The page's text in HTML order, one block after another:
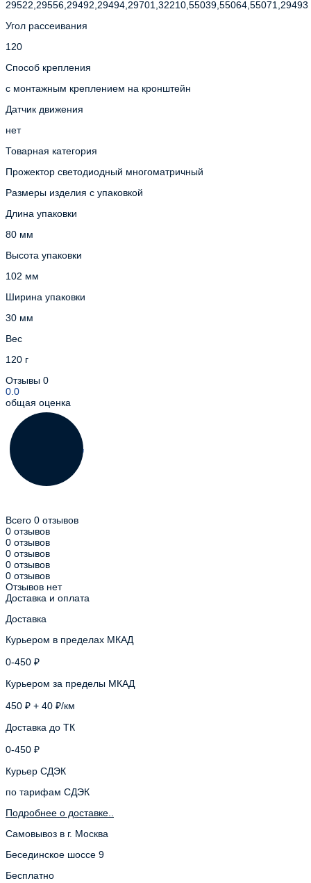
29522,29556,29492,29494,29701,32210,55039,55064,55071,29493
Угол рассеивания
120
Способ крепления
с монтажным креплением на кронштейн
Датчик движения
нет
Товарная категория
Прожектор светодиодный многоматричный
Размеры изделия с упаковкой
Длина упаковки
80 мм
Высота упаковки
102 мм
Ширина упаковки
30 мм
Вес
120 г
Отзывы 0
0.0
общая оценка
Всего 0 отзывов
0 отзывов
0 отзывов
0 отзывов
0 отзывов
0 отзывов
Отзывов нет
Доставка и оплата
Доставка
Курьером в пределах МКАД
0-450 ₽
Курьером за пределы МКАД
450 ₽ + 40 ₽/км
Доставка до ТК
0-450 ₽
Курьер СДЭК
по тарифам СДЭК
Подробнее о доставке..
Самовывоз в г. Москва
Бесединское шоссе 9
Бесплатно